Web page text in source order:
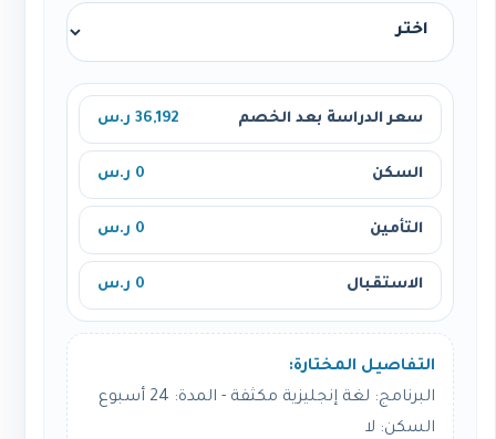
سعر الدراسة بعد الخصم 36,192 ر.س
السكن 0 ر.س
التأمين 0 ر.س
الاستقبال 0 ر.س
التفاصيل المختارة:
البرنامج: لغة إنجليزية مكثفة - المدة: 24 أسبوع
السكن: لا